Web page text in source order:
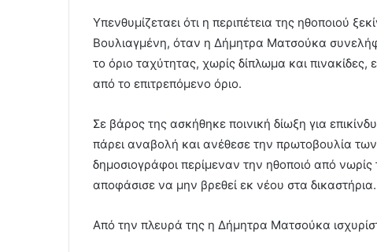
Υπενθυμίζεταει ότι η περιπέτεια της ηθοποιού
Βουλιαγμένη, όταν η Δήμητρα Ματσούκα
το όριο ταχύτητας, χωρίς δίπλωμα και
από το επιτρεπόμενο όριο.
Σε βάρος της ασκήθηκε ποινική δίωξη για
πάρει αναβολή και ανέθεσε την πρωτοβουλία
δημοσιογράφοι περίμεναν την ηθοποιό από
αποφάσισε να μην βρεθεί εκ νέου στα δικαστήρια.
Από την πλευρά της η Δήμητρα Ματσούκα